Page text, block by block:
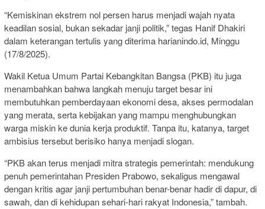
“Kemiskinan ekstrem nol persen harus menjadi wajah nyata
keadilan sosial, bukan sekadar janji politik,” tegas Hanif Dhakiri
dalam keterangan tertulis yang diterima harianindo.id, Minggu
(17/8/2025).
Wakil Ketua Umum Partai Kebangkitan Bangsa (PKB) itu juga
menambahkan bahwa langkah menuju target besar ini
membutuhkan pemberdayaan ekonomi desa, akses permodalan
yang merata, serta kebijakan yang mampu menghubungkan
warga miskin ke dunia kerja produktif. Tanpa itu, katanya, target
ambisius tersebut berisiko hanya menjadi slogan.
“PKB akan terus menjadi mitra strategis pemerintah: mendukung
penuh pemerintahan Presiden Prabowo, sekaligus mengawal
dengan kritis agar janji pertumbuhan benar-benar hadir di dapur, di
sawah, dan di kehidupan sehari-hari rakyat Indonesia,” tambah.